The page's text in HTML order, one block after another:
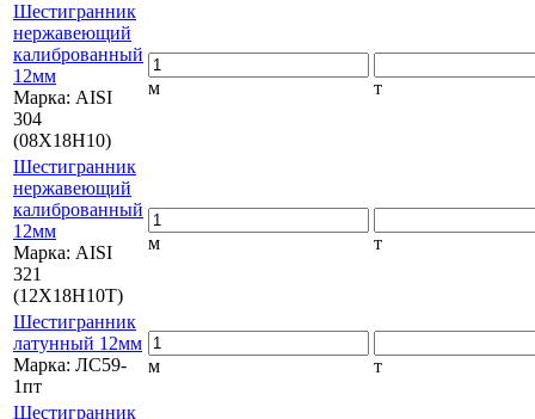
Шестигранник
нержавеющий
калиброванный
12мм
Марка: AISI
304
(08Х18Н10)
м т
Шестигранник
нержавеющий
калиброванный
12мм
Марка: AISI
321
(12Х18Н10Т)
м т
Шестигранник
латунный 12мм
Марка: ЛС59-
1пт
м т
Шестигранник